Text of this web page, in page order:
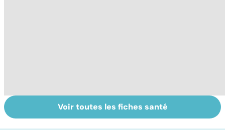
Tout savoir sur
les infections
Inflammation des
amygdales : que
Voir toutes les fiches santé